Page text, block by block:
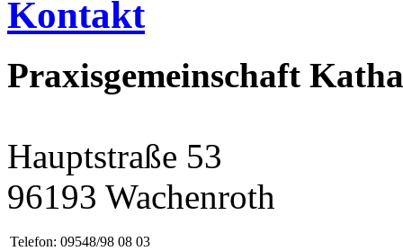
Kontakt
Praxisgemeinschaft
Hauptstraße 53
96193 Wachenroth
Telefon: 09548/98 08 03